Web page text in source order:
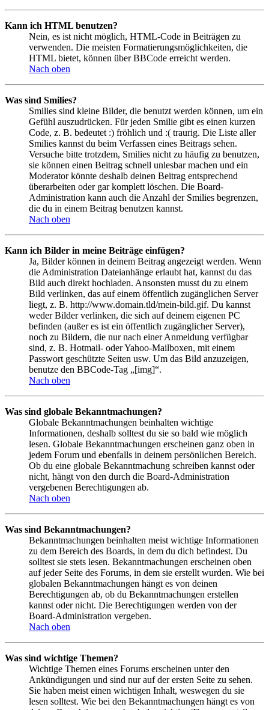
Kann ich HTML benutzen?
Nein, es ist nicht möglich, HTML-Code in Beiträgen zu
verwenden. Die meisten Formatierungsmöglichkeiten, die
HTML bietet, können über BBCode erreicht werden.
Nach oben
Was sind Smilies?
Smilies sind kleine Bilder, die benutzt werden können, um ein
Gefühl auszudrücken. Für jeden Smilie gibt es einen kurzen
Code, z. B. bedeutet :) fröhlich und :( traurig. Die Liste aller
Smilies kannst du beim Verfassen eines Beitrags sehen.
Versuche bitte trotzdem, Smilies nicht zu häufig zu benutzen,
sie können einen Beitrag schnell unlesbar machen und ein
Moderator könnte deshalb deinen Beitrag entsprechend
überarbeiten oder gar komplett löschen. Die Board-
Administration kann auch die Anzahl der Smilies begrenzen,
die du in einem Beitrag benutzen kannst.
Nach oben
Kann ich Bilder in meine Beiträge einfügen?
Ja, Bilder können in deinem Beitrag angezeigt werden. Wenn
die Administration Dateianhänge erlaubt hat, kannst du das
Bild auch direkt hochladen. Ansonsten musst du zu einem
Bild verlinken, das auf einem öffentlich zugänglichen Server
liegt, z. B. http://www.domain.tld/mein-bild.gif. Du kannst
weder Bilder verlinken, die sich auf deinem eigenen PC
befinden (außer es ist ein öffentlich zugänglicher Server),
noch zu Bildern, die nur nach einer Anmeldung verfügbar
sind, z. B. Hotmail- oder Yahoo-Mailboxen, mit einem
Passwort geschützte Seiten usw. Um das Bild anzuzeigen,
benutze den BBCode-Tag „[img]“.
Nach oben
Was sind globale Bekanntmachungen?
Globale Bekanntmachungen beinhalten wichtige
Informationen, deshalb solltest du sie so bald wie möglich
lesen. Globale Bekanntmachungen erscheinen ganz oben in
jedem Forum und ebenfalls in deinem persönlichen Bereich.
Ob du eine globale Bekanntmachung schreiben kannst oder
nicht, hängt von den durch die Board-Administration
vergebenen Berechtigungen ab.
Nach oben
Was sind Bekanntmachungen?
Bekanntmachungen beinhalten meist wichtige Informationen
zu dem Bereich des Boards, in dem du dich befindest. Du
solltest sie stets lesen. Bekanntmachungen erscheinen oben
auf jeder Seite des Forums, in dem sie erstellt wurden. Wie bei
globalen Bekanntmachungen hängt es von deinen
Berechtigungen ab, ob du Bekanntmachungen erstellen
kannst oder nicht. Die Berechtigungen werden von der
Board-Administration vergeben.
Nach oben
Was sind wichtige Themen?
Wichtige Themen eines Forums erscheinen unter den
Ankündigungen und sind nur auf der ersten Seite zu sehen.
Sie haben meist einen wichtigen Inhalt, weswegen du sie
lesen solltest. Wie bei den Bekanntmachungen hängt es von